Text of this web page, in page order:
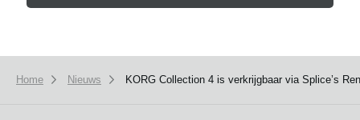
Home Nieuws KORG Collection 4 is verkrijgbaar via Splice’s